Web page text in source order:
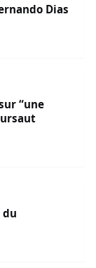
Dias
“une
du